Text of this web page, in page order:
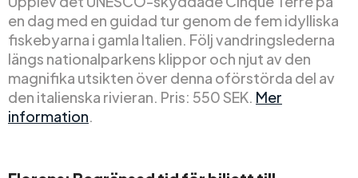
en dag med en guidad tur genom de fem idylliska
fiskebyarna i gamla Italien. Följ vandringslederna
längs nationalparkens klippor och njut av den
magnifika utsikten över denna oförstörda del av
den italienska rivieran. Pris: 550 SEK. Mer
information.